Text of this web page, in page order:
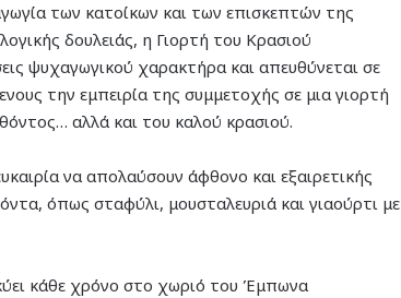
των κατοίκων και των επισκεπτών της
δουλειάς, η Γιορτή του Κρασιού
ψυχαγωγικού χαρακτήρα και απευθύνεται σε
την εμπειρία της συμμετοχής σε μια γιορτή
αλλά και του καλού κρασιού.
να απολαύσουν άφθονο και εξαιρετικής
όπως σταφύλι, μουσταλευριά και γιαούρτι με
κάθε χρόνο στο χωριό του Έμπωνα